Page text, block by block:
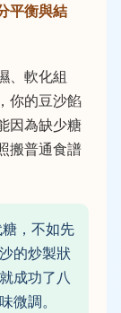
平衡與結
、軟化組
你的豆沙餡
因為缺少糖
搬普通食譜
，不如先
的炒製狀
成功了八
微調。